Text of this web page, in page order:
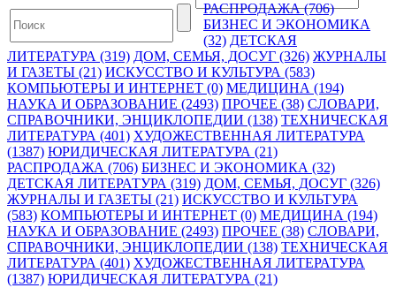
РАСПРОДАЖА (706)
БИЗНЕС И ЭКОНОМИКА
(32) ДЕТСКАЯ
ЛИТЕРАТУРА (319) ДОМ, СЕМЬЯ, ДОСУГ (326) ЖУРНАЛЫ
И ГАЗЕТЫ (21) ИСКУССТВО И КУЛЬТУРА (583)
КОМПЬЮТЕРЫ И ИНТЕРНЕТ (0) МЕДИЦИНА (194)
НАУКА И ОБРАЗОВАНИЕ (2493) ПРОЧЕЕ (38) СЛОВАРИ,
СПРАВОЧНИКИ, ЭНЦИКЛОПЕДИИ (138) ТЕХНИЧЕСКАЯ
ЛИТЕРАТУРА (401) ХУДОЖЕСТВЕННАЯ ЛИТЕРАТУРА
(1387) ЮРИДИЧЕСКАЯ ЛИТЕРАТУРА (21)
РАСПРОДАЖА (706) БИЗНЕС И ЭКОНОМИКА (32)
ДЕТСКАЯ ЛИТЕРАТУРА (319) ДОМ, СЕМЬЯ, ДОСУГ (326)
ЖУРНАЛЫ И ГАЗЕТЫ (21) ИСКУССТВО И КУЛЬТУРА
(583) КОМПЬЮТЕРЫ И ИНТЕРНЕТ (0) МЕДИЦИНА (194)
НАУКА И ОБРАЗОВАНИЕ (2493) ПРОЧЕЕ (38) СЛОВАРИ,
СПРАВОЧНИКИ, ЭНЦИКЛОПЕДИИ (138) ТЕХНИЧЕСКАЯ
ЛИТЕРАТУРА (401) ХУДОЖЕСТВЕННАЯ ЛИТЕРАТУРА
(1387) ЮРИДИЧЕСКАЯ ЛИТЕРАТУРА (21)